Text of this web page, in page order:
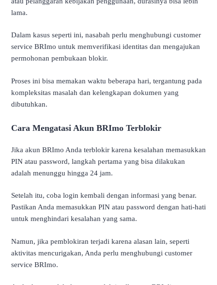
lama.
Dalam kasus seperti ini, nasabah perlu menghubungi customer
service BRImo untuk memverifikasi identitas dan mengajukan
permohonan pembukaan blokir.
Proses ini bisa memakan waktu beberapa hari, tergantung pada
kompleksitas masalah dan kelengkapan dokumen yang
dibutuhkan.
Cara Mengatasi Akun BRImo Terblokir
Jika akun BRImo Anda terblokir karena kesalahan memasukkan
PIN atau password, langkah pertama yang bisa dilakukan
adalah menunggu hingga 24 jam.
Setelah itu, coba login kembali dengan informasi yang benar.
Pastikan Anda memasukkan PIN atau password dengan hati-hati
untuk menghindari kesalahan yang sama.
Namun, jika pemblokiran terjadi karena alasan lain, seperti
aktivitas mencurigakan, Anda perlu menghubungi customer
service BRImo.